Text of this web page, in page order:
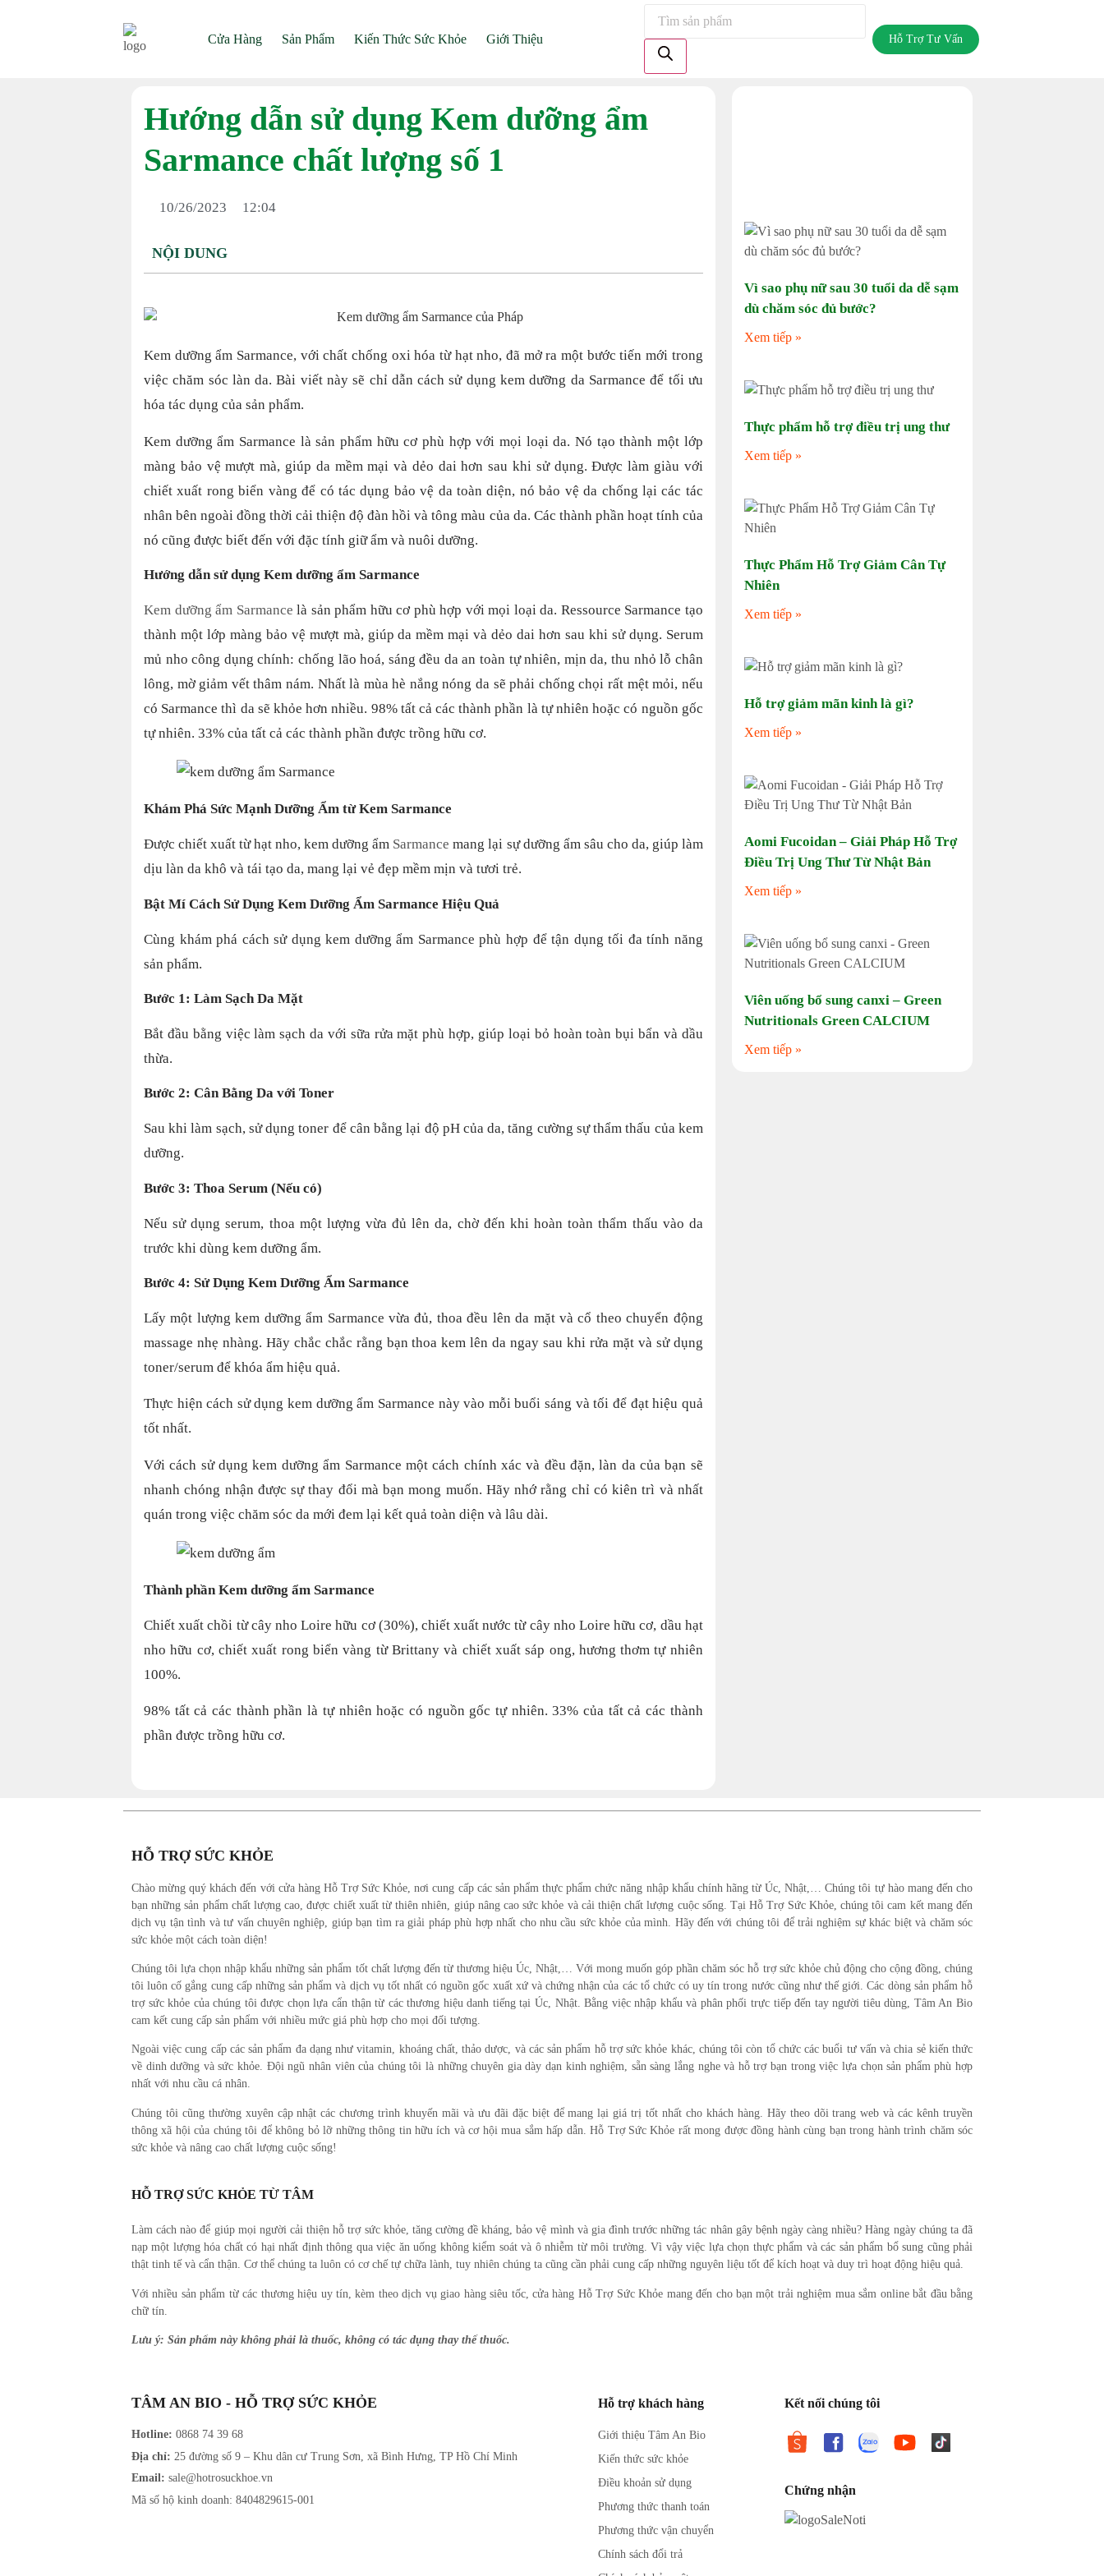
Cửa Hàng Sản Phẩm Kiến Thức Sức Khỏe Giới Thiệu Hỗ Trợ Tư Vấn
Hướng dẫn sử dụng Kem dưỡng ẩm
Sarmance chất lượng số 1
10/26/2023 12:04
NỘI DUNG
Kem dưỡng ẩm Sarmance, với chất chống oxi hóa từ hạt nho, đã mở ra một bước tiến mới trong
việc chăm sóc làn da. Bài viết này sẽ chỉ dẫn cách sử dụng kem dưỡng da Sarmance để tối ưu
hóa tác dụng của sản phẩm.
Kem dưỡng ẩm Sarmance là sản phẩm hữu cơ phù hợp với mọi loại da. Nó tạo thành một lớp
màng bảo vệ mượt mà, giúp da mềm mại và dẻo dai hơn sau khi sử dụng. Được làm giàu với
chiết xuất rong biển vàng để có tác dụng bảo vệ da toàn diện, nó bảo vệ da chống lại các tác
nhân bên ngoài đồng thời cải thiện độ đàn hồi và tông màu của da. Các thành phần hoạt tính của
nó cũng được biết đến với đặc tính giữ ẩm và nuôi dưỡng.
Hướng dẫn sử dụng Kem dưỡng ẩm Sarmance
Kem dưỡng ẩm Sarmance là sản phẩm hữu cơ phù hợp với mọi loại da. Ressource Sarmance tạo
thành một lớp màng bảo vệ mượt mà, giúp da mềm mại và dẻo dai hơn sau khi sử dụng. Serum
mủ nho công dụng chính: chống lão hoá, sáng đều da an toàn tự nhiên, mịn da, thu nhỏ lỗ chân
lông, mờ giảm vết thâm nám. Nhất là mùa hè nắng nóng da sẽ phải chống chọi rất mệt mỏi, nếu
có Sarmance thì da sẽ khỏe hơn nhiều. 98% tất cả các thành phần là tự nhiên hoặc có nguồn gốc
tự nhiên. 33% của tất cả các thành phần được trồng hữu cơ.
Khám Phá Sức Mạnh Dưỡng Ẩm từ Kem Sarmance
Được chiết xuất từ hạt nho, kem dưỡng ẩm Sarmance mang lại sự dưỡng ẩm sâu cho da, giúp làm
dịu làn da khô và tái tạo da, mang lại vẻ đẹp mềm mịn và tươi trẻ.
Bật Mí Cách Sử Dụng Kem Dưỡng Ẩm Sarmance Hiệu Quả
Cùng khám phá cách sử dụng kem dưỡng ẩm Sarmance phù hợp để tận dụng tối đa tính năng
sản phẩm.
Bước 1: Làm Sạch Da Mặt
Bắt đầu bằng việc làm sạch da với sữa rửa mặt phù hợp, giúp loại bỏ hoàn toàn bụi bẩn và dầu
thừa.
Bước 2: Cân Bằng Da với Toner
Sau khi làm sạch, sử dụng toner để cân bằng lại độ pH của da, tăng cường sự thẩm thấu của kem
dưỡng.
Bước 3: Thoa Serum (Nếu có)
Nếu sử dụng serum, thoa một lượng vừa đủ lên da, chờ đến khi hoàn toàn thẩm thấu vào da
trước khi dùng kem dưỡng ẩm.
Bước 4: Sử Dụng Kem Dưỡng Ẩm Sarmance
Lấy một lượng kem dưỡng ẩm Sarmance vừa đủ, thoa đều lên da mặt và cổ theo chuyển động
massage nhẹ nhàng. Hãy chắc chắc rằng bạn thoa kem lên da ngay sau khi rửa mặt và sử dụng
toner/serum để khóa ẩm hiệu quả.
Thực hiện cách sử dụng kem dưỡng ẩm Sarmance này vào mỗi buổi sáng và tối để đạt hiệu quả
tốt nhất.
Với cách sử dụng kem dưỡng ẩm Sarmance một cách chính xác và đều đặn, làn da của bạn sẽ
nhanh chóng nhận được sự thay đổi mà bạn mong muốn. Hãy nhớ rằng chỉ có kiên trì và nhất
quán trong việc chăm sóc da mới đem lại kết quả toàn diện và lâu dài.
Thành phần Kem dưỡng ẩm Sarmance
Chiết xuất chồi từ cây nho Loire hữu cơ (30%), chiết xuất nước từ cây nho Loire hữu cơ, dầu hạt
nho hữu cơ, chiết xuất rong biển vàng từ Brittany và chiết xuất sáp ong, hương thơm tự nhiên
100%.
98% tất cả các thành phần là tự nhiên hoặc có nguồn gốc tự nhiên. 33% của tất cả các thành
phần được trồng hữu cơ.
Vì sao phụ nữ sau 30 tuổi da dễ sạm
dù chăm sóc đủ bước?
Xem tiếp »
Thực phẩm hỗ trợ điều trị ung thư
Xem tiếp »
Thực Phẩm Hỗ Trợ Giảm Cân Tự
Nhiên
Xem tiếp »
Hỗ trợ giảm mãn kinh là gì?
Xem tiếp »
Aomi Fucoidan – Giải Pháp Hỗ Trợ
Điều Trị Ung Thư Từ Nhật Bản
Xem tiếp »
Viên uống bổ sung canxi – Green
Nutritionals Green CALCIUM
Xem tiếp »
HỖ TRỢ SỨC KHỎE
Chào mừng quý khách đến với cửa hàng Hỗ Trợ Sức Khỏe, nơi cung cấp các sản phẩm thực phẩm chức năng nhập khẩu chính hãng từ Úc, Nhật,… Chúng tôi tự hào mang đến cho
bạn những sản phẩm chất lượng cao, được chiết xuất từ thiên nhiên, giúp nâng cao sức khỏe và cải thiện chất lượng cuộc sống. TạiHỗ Trợ Sức Khỏe, chúng tôi cam kết mang đến
dịch vụ tận tình và tư vấn chuyên nghiệp, giúp bạn tìm ra giải pháp phù hợp nhất cho nhu cầu sức khỏe của mình. Hãy đến với chúng tôi để trải nghiệm sự khác biệt và chăm sóc
sức khỏe một cách toàn diện!
Chúng tôi lựa chọn nhập khẩu những sản phẩm tốt chất lượng đến từ thương hiệu Úc, Nhật,… Với mong muốn góp phần chăm sóc hỗ trợ sức khỏe chủ động cho cộng đồng, chúng
tôi luôn cố gắng cung cấp những sản phẩm và dịch vụ tốt nhất có nguồn gốc xuất xứ và chứng nhận của các tổ chức có uy tín trong nước cũng như thế giới. Các dòng sản phẩm hỗ
trợ sức khỏe của chúng tôi được chọn lựa cẩn thận từ các thương hiệu danh tiếng tại Úc, Nhật. Bằng việc nhập khẩu và phân phối trực tiếp đến tay người tiêu dùng, Tâm An Bio
cam kết cung cấp sản phẩm với nhiều mức giá phù hợp cho mọi đối tượng.
Ngoài việc cung cấp các sản phẩm đa dạng như vitamin, khoáng chất, thảo dược, và các sản phẩm hỗ trợ sức khỏe khác, chúng tôi còn tổ chức các buổi tư vấn và chia sẻ kiến thức
về dinh dưỡng và sức khỏe. Đội ngũ nhân viên của chúng tôi là những chuyên gia dày dạn kinh nghiệm, sẵn sàng lắng nghe và hỗ trợ bạn trong việc lựa chọn sản phẩm phù hợp
nhất với nhu cầu cá nhân.
Chúng tôi cũng thường xuyên cập nhật các chương trình khuyến mãi và ưu đãi đặc biệt để mang lại giá trị tốt nhất cho khách hàng. Hãy theo dõi trang web và các kênh truyền
thông xã hội của chúng tôi để không bỏ lỡ những thông tin hữu ích và cơ hội mua sắm hấp dẫn. Hỗ Trợ Sức Khỏe rất mong được đồng hành cùng bạn trong hành trình chăm sóc
sức khỏe và nâng cao chất lượng cuộc sống!
HỖ TRỢ SỨC KHỎE TỪ TÂM
Làm cách nào để giúp mọi người cải thiện hỗ trợ sức khỏe, tăng cường đề kháng, bảo vệ mình và gia đình trước những tác nhân gây bệnh ngày càng nhiều? Hàng ngày chúng ta đã
nạp một lượng hóa chất có hại nhất định thông qua việc ăn uống không kiểm soát và ô nhiễm từ môi trường. Vì vậy việc lựa chọn thực phẩm và các sản phẩm bổ sung cũng phải
thật tinh tế và cẩn thận. Cơ thể chúng ta luôn có cơ chế tự chữa lành, tuy nhiên chúng ta cũng cần phải cung cấp những nguyên liệu tốt để kích hoạt và duy trì hoạt động hiệu quả.
Với nhiều sản phẩm từ các thương hiệu uy tín, kèm theo dịch vụ giao hàng siêu tốc, cửa hàng Hỗ Trợ Sức Khỏe mang đến cho bạn một trải nghiệm mua sắm online bắt đầu bằng
chữ tín.
Lưu ý: Sản phẩm này không phải là thuốc, không có tác dụng thay thế thuốc.
TÂM AN BIO - HỖ TRỢ SỨC KHỎE
Hotline: 0868 74 39 68
Địa chỉ: 25 đường số 9 – Khu dân cư Trung Sơn, xã Bình Hưng, TP Hồ Chí Minh
Email: sale@hotrosuckhoe.vn
Mã số hộ kinh doanh: 8404829615-001
Hỗ trợ khách hàng
Giới thiệu Tâm An Bio
Kiến thức sức khỏe
Điều khoản sử dụng
Phương thức thanh toán
Phương thức vận chuyển
Chính sách đổi trả
Kết nối chúng tôi
Chứng nhận